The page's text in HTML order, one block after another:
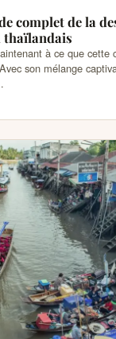
complet de la
thaïlandais
à ce que cette
son mélange